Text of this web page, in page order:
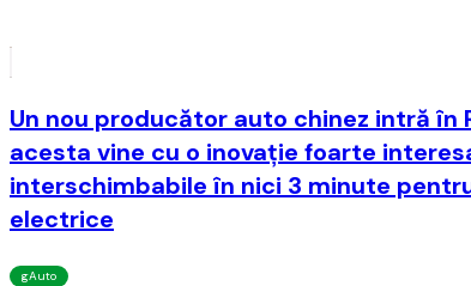
Un nou producător auto chinez intră în
acesta vine cu o inovaţie foarte
interschimbabile în nici 3 minute
electrice
gAuto